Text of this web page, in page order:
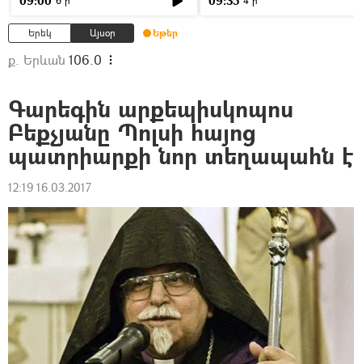
Երեկ Այսօր Եթեր
ք. Երևան 106.0
Գարեգին արքեպիսկոպոս
Բեքչյանը Պոլսի հայոց
պատրիարքի նոր տեղապահն է
12:19 16.03.2017